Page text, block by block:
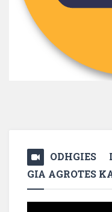
ODHGIES
GIA AGROTES